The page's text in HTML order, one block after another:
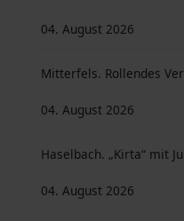
04. August 2026
Mitterfels. Rollendes
04. August 2026
Haselbach. „Kirta“ mit
04. August 2026